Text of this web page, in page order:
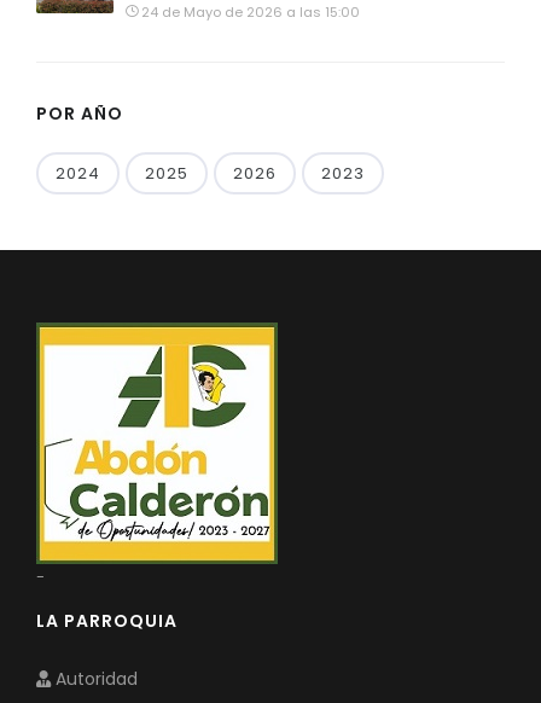
24 de Mayo de 2026 a las 15:00
POR AÑO
2024 2025 2026 2023
-
LA PARROQUIA
Autoridad